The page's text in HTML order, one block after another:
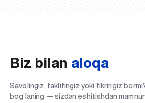
Biz bilan aloqa
Savolingiz, taklifingiz yoki fikringiz
bog‘laning — sizdan eshitishdan mamnun